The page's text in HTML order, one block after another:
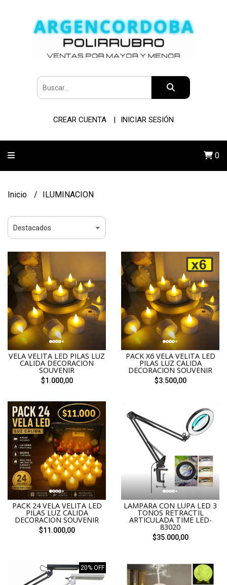
CREAR CUENTA INICIAR SESIÓN
0
Inicio ILUMINACION
VELA VELITA LED PILAS LUZ
CALIDA DECORACION
SOUVENIR
$1.000,00
PACK X6 VELA VELITA LED
PILAS LUZ CALIDA
DECORACION SOUVENIR
$3.500,00
PACK 24 VELA VELITA LED
PILAS LUZ CALIDA
DECORACION SOUVENIR
$11.000,00
LAMPARA CON LUPA LED 3
TONOS RETRACTIL
ARTICULADA TIME LED-
83020
$35.000,00
20% OFF